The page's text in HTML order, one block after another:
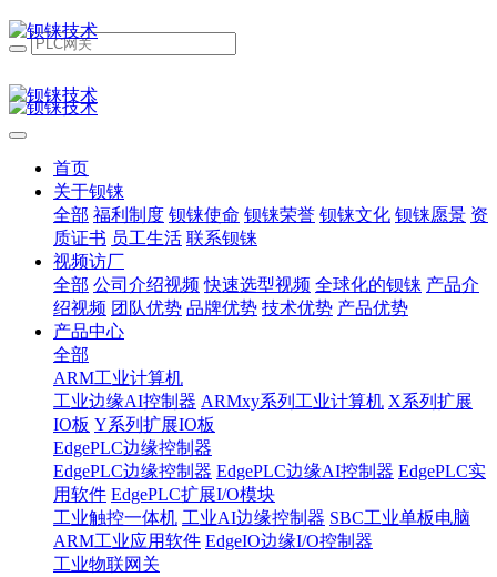
首页
关于钡铼
全部 福利制度 钡铼使命 钡铼荣誉 钡铼文化 钡铼愿景 资
质证书 员工生活 联系钡铼
视频访厂
全部 公司介绍视频 快速选型视频 全球化的钡铼 产品介
绍视频 团队优势 品牌优势 技术优势 产品优势
产品中心
全部
ARM工业计算机
工业边缘AI控制器 ARMxy系列工业计算机 X系列扩展
IO板 Y系列扩展IO板
EdgePLC边缘控制器
EdgePLC边缘控制器 EdgePLC边缘AI控制器 EdgePLC实
用软件 EdgePLC扩展I/O模块
工业触控一体机 工业AI边缘控制器 SBC工业单板电脑
ARM工业应用软件 EdgeIO边缘I/O控制器
工业物联网关